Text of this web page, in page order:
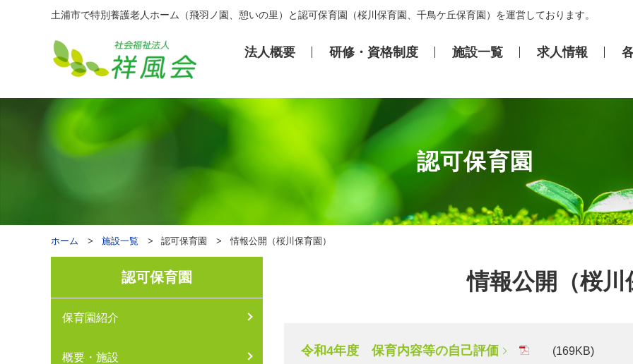
土浦市で特別養護老人ホーム（飛羽ノ園、憩いの里）と認可保育園（桜川保育園、千鳥ケ丘保育園）を運営しております。
法⼈概要 研修・資格制度 施設⼀覧 求⼈情報
認可保育園
ホーム 施設⼀覧 認可保育園 情報公開（桜川保育園）
情報公開（桜川
令和4年度 保育内容等の自己評価 (169KB)
認可保育園
保育園紹介
概要・施設